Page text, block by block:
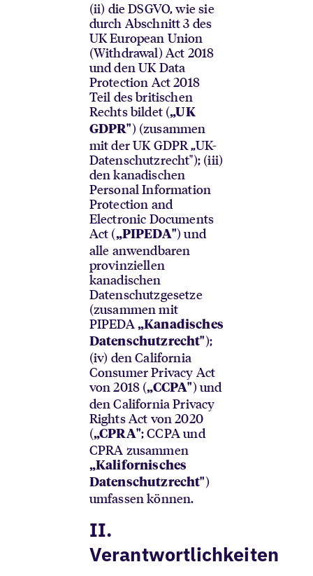
(ii) die DSGVO, wie sie
durch Abschnitt 3 des
UK European Union
(Withdrawal) Act 2018
und den UK Data
Protection Act 2018
Teil des britischen
Rechts bildet („UK
GDPR") (zusammen
mit der UK GDPR „UK-
Datenschutzrecht"); (iii)
den kanadischen
Personal Information
Protection and
Electronic Documents
Act („PIPEDA") und
alle anwendbaren
provinziellen
kanadischen
Datenschutzgesetze
(zusammen mit
PIPEDA „Kanadisches
Datenschutzrecht");
(iv) den California
Consumer Privacy Act
von 2018 („CCPA") und
den California Privacy
Rights Act von 2020
(„CPRA"; CCPA und
CPRA zusammen
„Kalifornisches
Datenschutzrecht")
umfassen können.
II.
Verantwortlichkeiten